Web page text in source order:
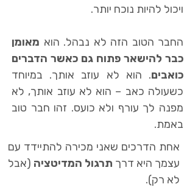
ויכול להיות נוכח יותר.
החבר הטוב הזה לא נבהל. הוא מאומן
כבר להישאר פתוח גם כאשר הדברים
כואבים. הוא לא עוזב אותך. במיוחד
כשעולה כאב – הוא לא עוזב אותך, לא
מפנה לך עורף ולא כועס. זהו חבר טוב
באמת.
אחת הדרכים שאני מכירה להתיידד עם
עצמך היא דרך תרגול המדיטציה (אבל
לא רק).